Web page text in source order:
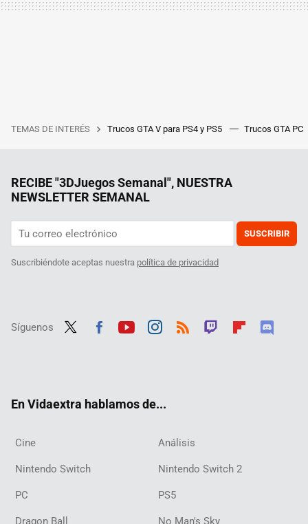
TEMAS DE INTERÉS Trucos GTA V para PS4 y PS5 Trucos GTA PC
RECIBE "3DJuegos Semanal", NUESTRA
NEWSLETTER SEMANAL
SUSCRIBIR
Suscribiéndote aceptas nuestra política de privacidad
Síguenos
En Vidaextra hablamos de...
Cine Análisis
Nintendo Switch Nintendo Switch 2
PC PS5
Dragon Ball No Man's Sky